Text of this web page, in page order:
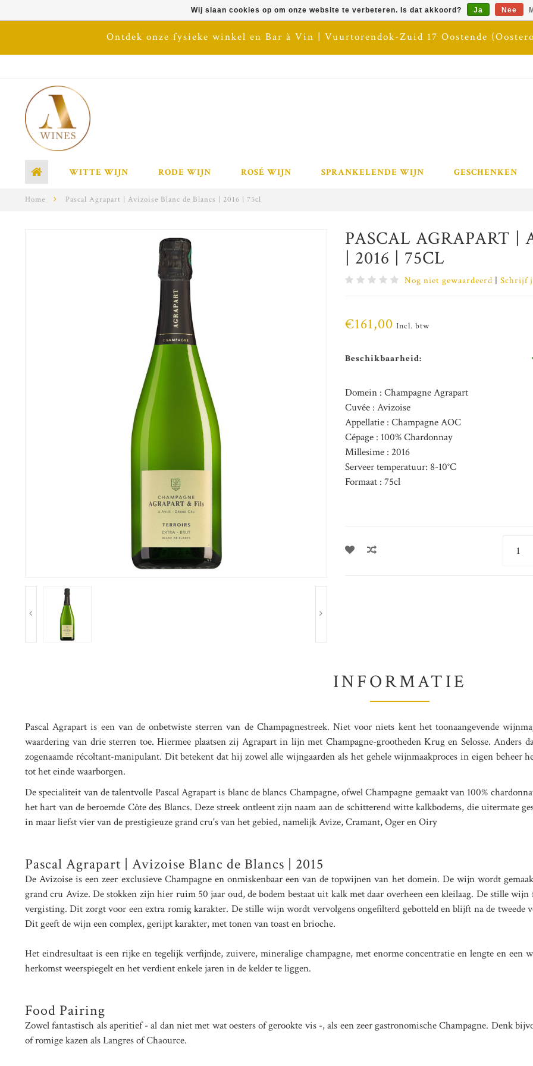
Ontdek onze fysieke winkel en Bar à Vin | Vuurtorendok-Zuid 17 Oostende
WITTE WIJN RODE WIJN ROSÉ WIJN SPRANKELENDE WIJN GESCHENKEN
Home Pascal Agrapart | Avizoise Blanc de Blancs | 2016 | 75cl
PASCAL AGRAPART |
| 2016 | 75CL
Nog niet gewaardeerd | Schrijf
€161,00 Incl. btw
Beschikbaarheid:
Domein : Champagne Agrapart
Cuvée : Avizoise
Appellatie : Champagne AOC
Cépage : 100% Chardonnay
Millesime : 2016
Serveer temperatuur: 8-10°C
Formaat : 75cl
INFORMATIE
Pascal Agrapart is een van de onbetwiste sterren van de Champagnestreek. Niet voor niets kent het toonaangevende
waardering van drie sterren toe. Hiermee plaatsen zij Agrapart in lijn met Champagne-grootheden Krug en Selosse. Anders
zogenaamde récoltant-manipulant. Dit betekent dat hij zowel alle wijngaarden als het gehele wijnmaakproces in eigen
tot het einde waarborgen.
De specialiteit van de talentvolle Pascal Agrapart is blanc de blancs Champagne, ofwel Champagne gemaakt van 100%
het hart van de beroemde Côte des Blancs. Deze streek ontleent zijn naam aan de schitterend witte kalkbodems, die uitermate
in maar liefst vier van de prestigieuze grand cru's van het gebied, namelijk Avize, Cramant, Oger en Oiry
Pascal Agrapart | Avizoise Blanc de Blancs | 2015
De Avizoise is een zeer exclusieve Champagne en onmiskenbaar een van de topwijnen van het domein. De wijn wordt
grand cru Avize. De stokken zijn hier ruim 50 jaar oud, de bodem bestaat uit kalk met daar overheen een kleilaag. De stille
vergisting. Dit zorgt voor een extra romig karakter. De stille wijn wordt vervolgens ongefilterd gebotteld en blijft na de tweede
Dit geeft de wijn een complex, gerijpt karakter, met tonen van toast en brioche.
Het eindresultaat is een rijke en tegelijk verfijnde, zuivere, mineralige champagne, met enorme concentratie en lengte en een
herkomst weerspiegelt en het verdient enkele jaren in de kelder te liggen.
Food Pairing
Zowel fantastisch als aperitief - al dan niet met wat oesters of gerookte vis -, als een zeer gastronomische Champagne. Denk
of romige kazen als Langres of Chaource.
Wij slaan cookies op om onze website te verbeteren. Is dat akkoord? Ja Nee